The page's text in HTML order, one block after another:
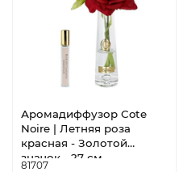
Аромадиффузор Cote
Noire | Летняя роза
красная - Золотой
значок - 27 см
81707